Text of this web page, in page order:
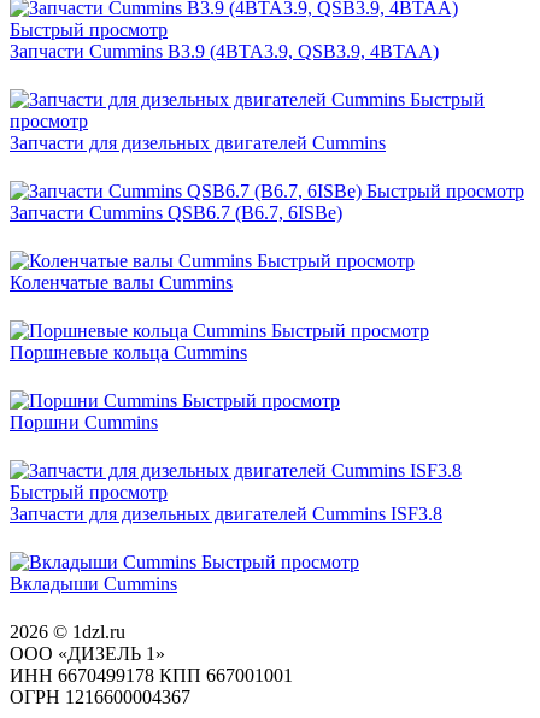
Быстрый просмотр
Запчасти Cummins B3.9 (4BTA3.9, QSB3.9, 4BTAA)
Быстрый
просмотр
Запчасти для дизельных двигателей Cummins
Быстрый просмотр
Запчасти Cummins QSB6.7 (B6.7, 6ISBe)
Быстрый просмотр
Коленчатые валы Cummins
Быстрый просмотр
Поршневые кольца Cummins
Быстрый просмотр
Поршни Cummins
Быстрый просмотр
Запчасти для дизельных двигателей Cummins ISF3.8
Быстрый просмотр
Вкладыши Cummins
2026 © 1dzl.ru
ООО «ДИЗЕЛЬ 1»
ИНН 6670499178 КПП 667001001
ОГРН 1216600004367